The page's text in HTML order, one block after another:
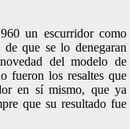
un escurridor como
que se lo denegaran
del modelo de
fueron los resaltes que
en sí mismo, que ya
que su resultado fue